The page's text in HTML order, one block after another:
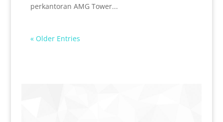
perkantoran AMG Tower...
« Older Entries